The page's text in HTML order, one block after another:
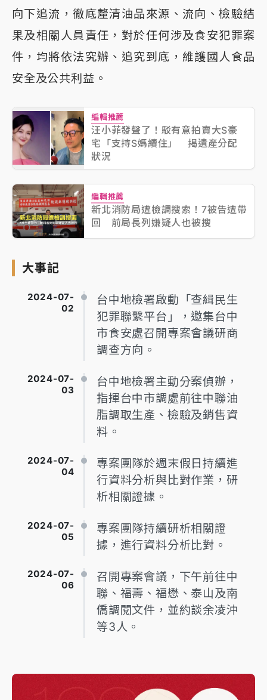
向下追流，徹底釐清油品來源、流向、檢驗結
果及相關人員責任，對於任何涉及食安犯罪案
件，均將依法究辦、追究到底，維護國人食品
安全及公共利益。
編輯推薦
汪小菲發聲了！駁有意拍賣大S豪
宅「支持S媽續住」 揭遺產分配
狀況
編輯推薦
新北消防局遭檢調搜索！7被告遭帶
回 前局長列嫌疑人也被搜
大事記
2024-07-
02
台中地檢署啟動「查緝民生
犯罪聯繫平台」，邀集台中
市食安處召開專案會議研商
調查方向。
2024-07-
03
台中地檢署主動分案偵辦，
指揮台中市調處前往中聯油
脂調取生產、檢驗及銷售資
料。
2024-07-
04
專案團隊於週末假日持續進
行資料分析與比對作業，研
析相關證據。
2024-07-
05
專案團隊持續研析相關證
據，進行資料分析比對。
2024-07-
06
召開專案會議，下午前往中
聯、福壽、福懋、泰山及南
僑調閱文件，並約談余凌沖
等3人。